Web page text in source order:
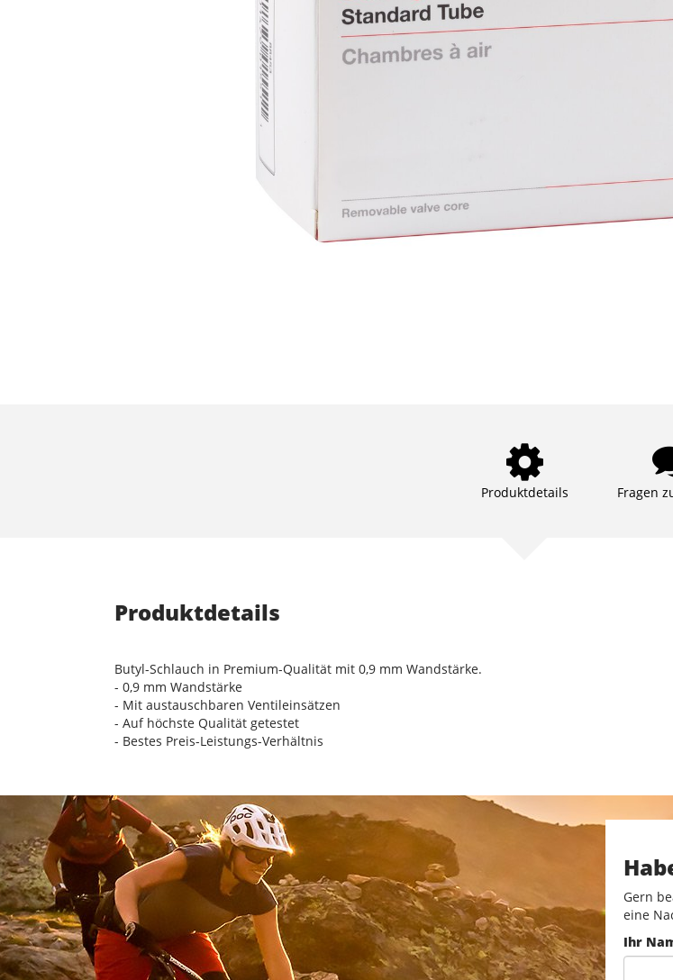
Produktdetails Fragen
Produktdetails
Butyl-Schlauch in Premium-Qualität mit 0,9 mm Wandstärke.
- 0,9 mm Wandstärke
- Mit austauschbaren Ventileinsätzen
- Auf höchste Qualität getestet
- Bestes Preis-Leistungs-Verhältnis
Gern
eine
Ihr